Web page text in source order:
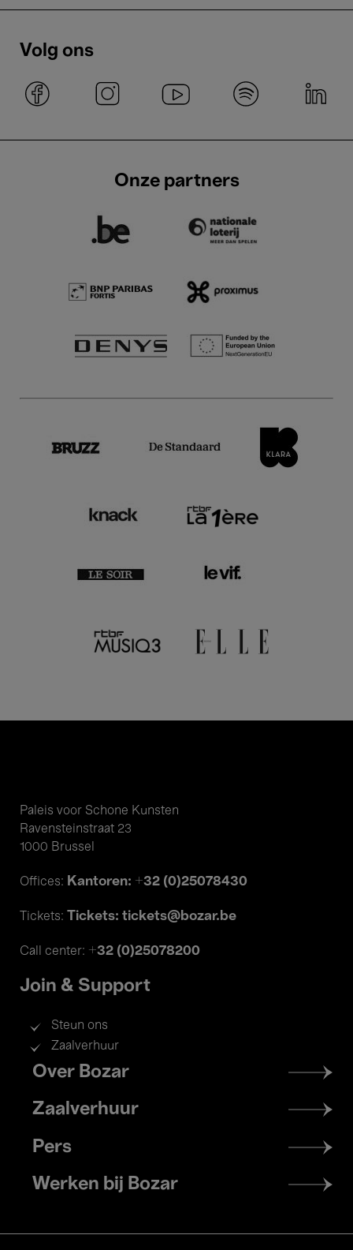
Volg ons
Onze partners
Paleis voor Schone Kunsten
Ravensteinstraat 23
1000 Brussel
Offices: Kantoren: +32 (0)25078430
Tickets: Tickets: tickets@bozar.be
Call center: +32 (0)25078200
Join & Support
Steun ons
Zaalverhuur
Footer
menu
Over Bozar
Zaalverhuur
Pers
Werken bij Bozar